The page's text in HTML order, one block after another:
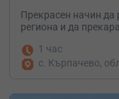
Прекрасен начин да
региона и да
1 час
с. Кърпачево,